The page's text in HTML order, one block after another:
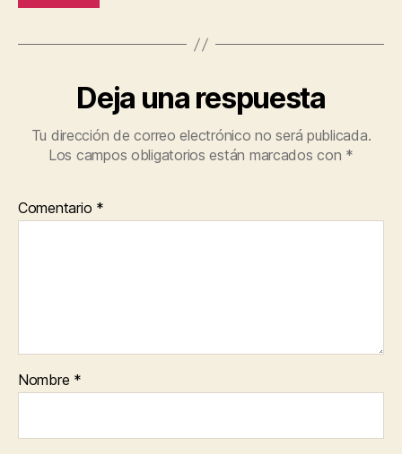
Deja una respuesta
Tu dirección de correo electrónico no será publicada.
Los campos obligatorios están marcados con *
Comentario *
Nombre *